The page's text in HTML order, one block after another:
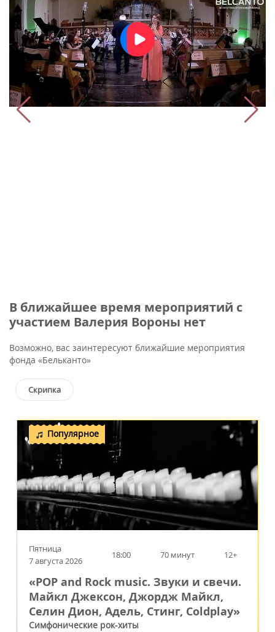
В ближайшее время мероприятий с
участием Валерия Вороны нет
Возможно, вас заинтересуют ближайшие мероприятия
фонда «Бельканто»
Скрипка
Популярное
Пятница
7 августа 2026
18:00 70 минут 12+
«POP and Rock music. Звуки и свечи.
Майкл Джексон, Джордж Майкл,
Селин Дион, Адель, Стинг, Coldplay»
Симфонические рок-хиты